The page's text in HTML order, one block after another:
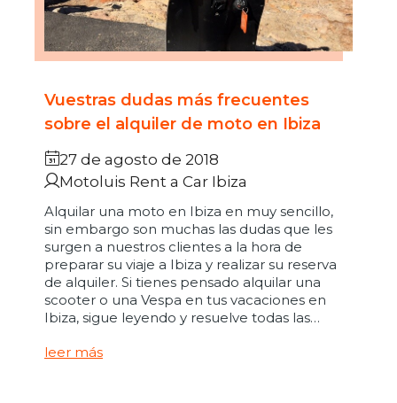
Vuestras dudas más frecuentes
sobre el alquiler de moto en Ibiza
27 de agosto de 2018
Motoluis Rent a Car Ibiza
Alquilar una moto en Ibiza en muy sencillo,
sin embargo son muchas las dudas que les
surgen a nuestros clientes a la hora de
preparar su viaje a Ibiza y realizar su reserva
de alquiler. Si tienes pensado alquilar una
scooter o una Vespa en tus vacaciones en
Ibiza, sigue leyendo y resuelve todas las…
leer más